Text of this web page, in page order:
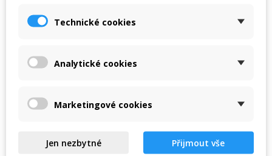
HP Photosmart C5190
HP Photosmart C6160
HP Photosmart C6180
Technické cookies
Analytické cookies
Marketingové cookies
Jen nezbytné
Přijmout vše